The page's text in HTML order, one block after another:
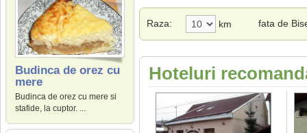
Budinca de orez cu
mere
Budinca de orez cu mere si
stafide, la cuptor. ...
Raza: km fata de
Hoteluri